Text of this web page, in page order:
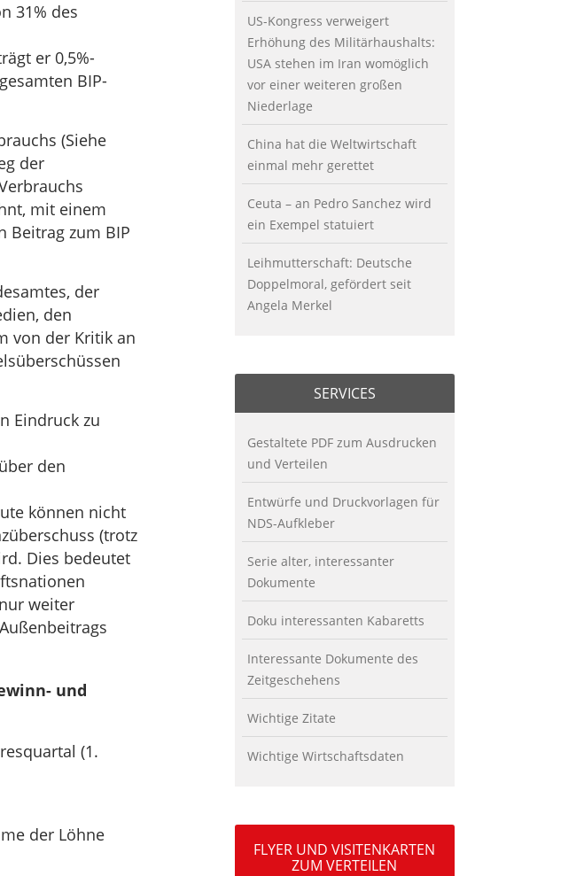
31% des
er 0,5%-
BIP-
(Siehe
der
mit einem
Beitrag zum BIP
der
den
von der Kritik an
Eindruck zu
den
können nicht
(trotz
Dies bedeutet
weiter
und
(1.
der Löhne
US-Kongress verweigert
Erhöhung des Militärhaushalts:
USA stehen im Iran womöglich
vor einer weiteren großen
Niederlage
China hat die Weltwirtschaft
einmal mehr gerettet
Ceuta – an Pedro Sanchez wird
ein Exempel statuiert
Leihmutterschaft: Deutsche
Doppelmoral, gefördert seit
Angela Merkel
SERVICES
Gestaltete PDF zum Ausdrucken
und Verteilen
Entwürfe und Druckvorlagen für
NDS-Aufkleber
Serie alter, interessanter
Dokumente
Doku interessanten Kabaretts
Interessante Dokumente des
Zeitgeschehens
Wichtige Zitate
Wichtige Wirtschaftsdaten
FLYER UND VISITENKARTEN
ZUM VERTEILEN